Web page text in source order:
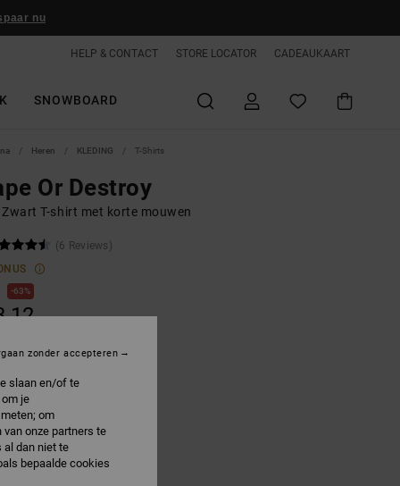
nu
HELP & CONTACT STORE LOCATOR CADEAUKAART
SNOWBOARD
Heren KLEDING T-Shirts
Or Destroy
Zwart T-shirt met korte mouwen
(6 Reviews)
63%
slaan en/of te
je
om
onze partners te
al dan niet te
bepaalde cookies
zonder accepteren